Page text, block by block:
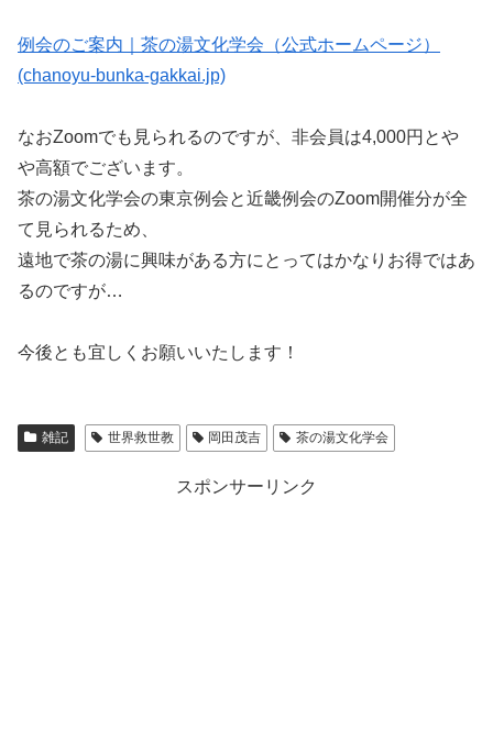
例会のご案内｜茶の湯文化学会（公式ホームページ）
(chanoyu-bunka-gakkai.jp)
なおZoomでも見られるのですが、非会員は4,000円とや
や高額でございます。
茶の湯文化学会の東京例会と近畿例会のZoom開催分が全
て見られるため、
遠地で茶の湯に興味がある方にとってはかなりお得ではあ
るのですが…
今後とも宜しくお願いいたします！
雑記 世界救世教 岡田茂吉 茶の湯文化学会
スポンサーリンク